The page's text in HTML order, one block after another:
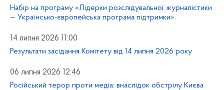
Набір на програму «Лідерки розслідувальної журналістики
— Українсько-європейська програма підтримки».
14 липня 2026 11:00
Результати засідання Комітету від 14 липня 2026 року
06 липня 2026 12:46
Російський терор проти медіа: внаслідок обстрілу Києва